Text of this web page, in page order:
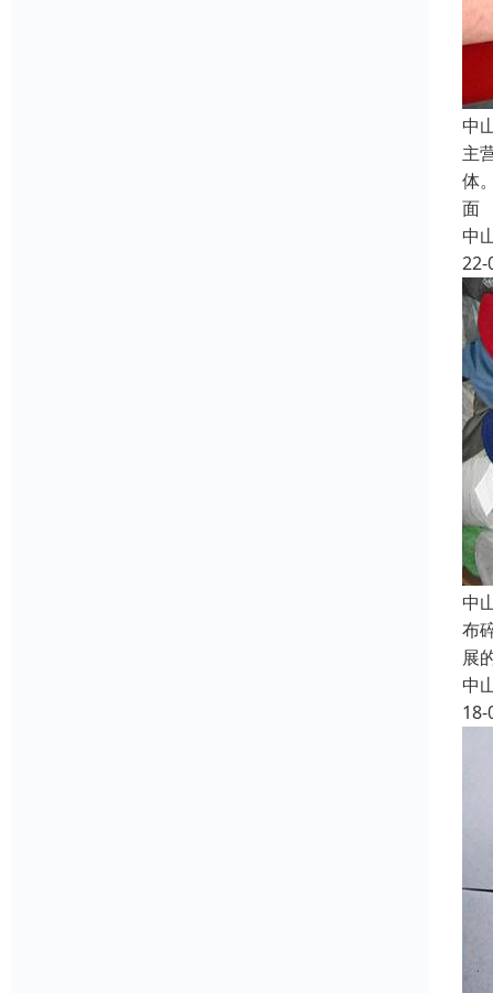
中
主
体
面
中
22-
中
布
展
中
18-